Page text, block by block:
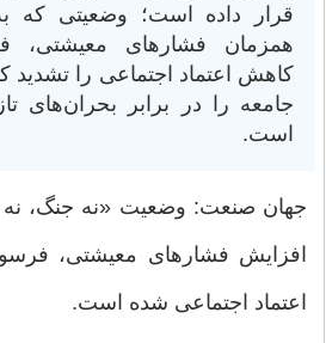
قرار داده است؛ وضعیتی که
همزمان فشارهای معیشتی،
کاهش اعتماد اجتماعی را تشدید
جامعه را در برابر بحران‌های
است.
جهان صنعت: وضعیت «نه جنگ، نه
افزایش فشارهای معیشتی،
اعتماد اجتماعی شده است.